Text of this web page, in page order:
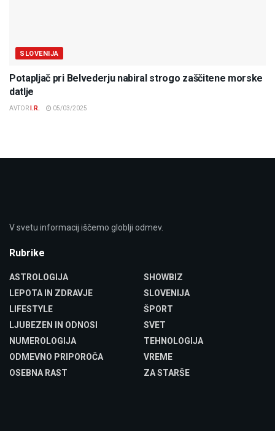
SLOVENIJA
Potapljač pri Belvederju nabiral strogo zaščitene morske
datlje
AVTOR I.R. 05/03/2025
V svetu informacij iščemo globlji odmev.
Rubrike
ASTROLOGIJA
LEPOTA IN ZDRAVJE
LIFESTYLE
LJUBEZEN IN ODNOSI
NUMEROLOGIJA
ODMEVNO PRIPOROČA
OSEBNA RAST
SHOWBIZ
SLOVENIJA
ŠPORT
SVET
TEHNOLOGIJA
VREME
ZA STARŠE